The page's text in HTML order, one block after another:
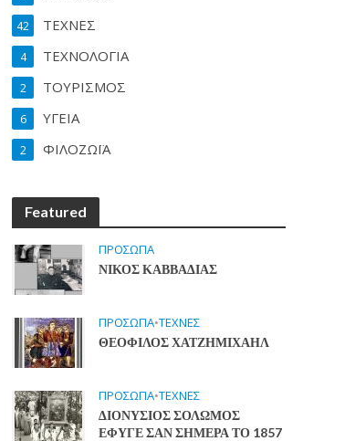
ΤΕΧΝΕΣ
42
ΤΕΧΝΟΛΟΓΙΑ
4
ΤΟΥΡΙΣΜΟΣ
2
ΥΓΕΙΑ
6
ΦΙΛΟΖΩΪΑ
2
Featured
ΠΡΟΣΩΠΑ
ΝΙΚΟΣ ΚΑΒΒΑΔΙΑΣ
ΠΡΟΣΩΠΑ•ΤΕΧΝΕΣ
ΘΕΟΦΙΛΟΣ ΧΑΤΖΗΜΙΧΑΗΛ
ΠΡΟΣΩΠΑ•ΤΕΧΝΕΣ
ΔΙΟΝΥΣΙΟΣ ΣΟΛΩΜΟΣ
ΕΦΥΓΕ ΣΑΝ ΣΗΜΕΡΑ ΤΟ 1857